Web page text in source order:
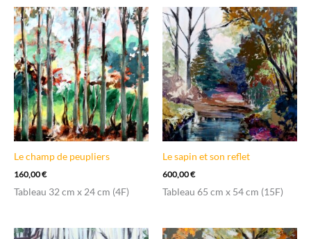
récent
au
plus
ancien
Le champ de peupliers
160,00€
Tableau 32 cm x 24 cm (4F)
Le sapin et son reflet
600,00€
Tableau 65 cm x 54 cm (15F)